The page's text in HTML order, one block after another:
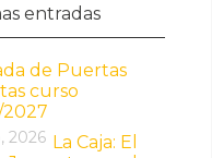
entradas
de Puertas
curso
2026 La Caja: El